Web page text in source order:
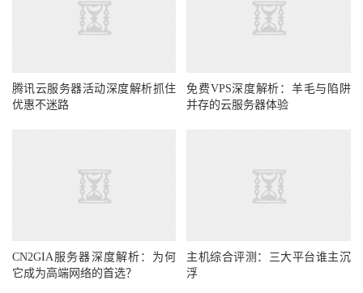
腾讯云服务器活动深度解析抓住
优惠不迷路
免费VPS深度解析：羊毛与陷阱
并存的云服务器体验
CN2GIA服务器深度解析：为何
它成为高端网络的首选？
主机综合评测：三大平台谁主沉
浮